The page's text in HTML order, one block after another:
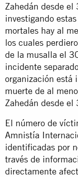
Zahedán desde
investigando
mortales hay al
los cuales
de la musalla el
incidente
organización está
muerte de al
Zahedán desde
El número de
Amnistía
identificadas por
través de
directamente